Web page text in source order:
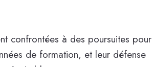
confrontées à des poursuites pour
de formation, et leur défense